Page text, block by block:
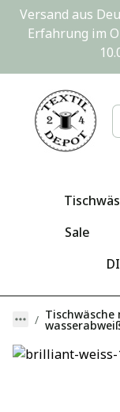
Versand aus
Erfahrung im
Sale